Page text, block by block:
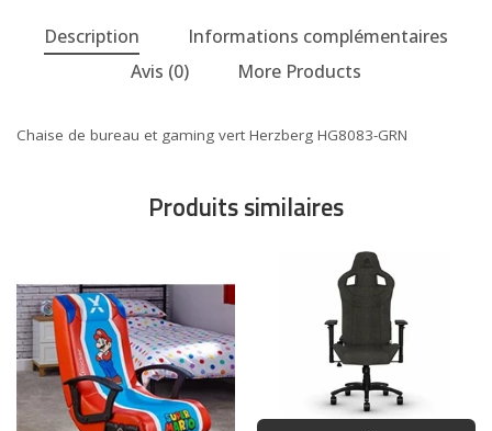
Description
Informations complémentaires
Avis (0)
More Products
Chaise de bureau et gaming vert Herzberg HG8083-GRN
Produits similaires